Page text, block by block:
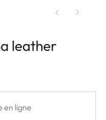
leather
en ligne